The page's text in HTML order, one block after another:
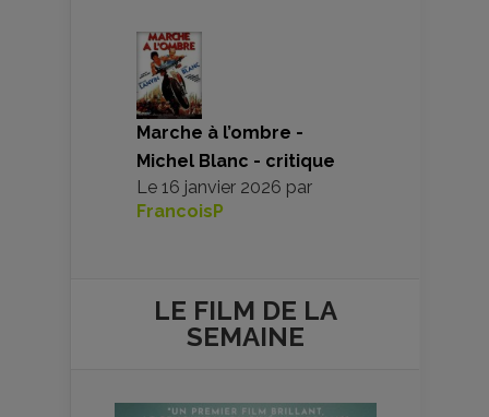
Marche à l’ombre -
Michel Blanc - critique
Le 16 janvier 2026 par
FrancoisP
LE FILM DE LA
SEMAINE